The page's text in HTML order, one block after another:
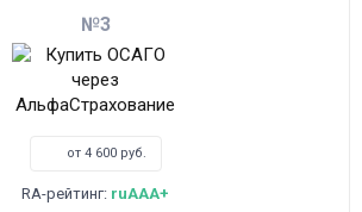
3
от 4 600 руб.
RA-рейтинг: ruAAA+